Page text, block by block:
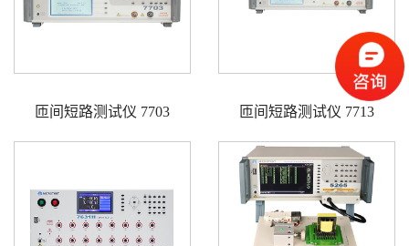
匝间短路测试仪 7703 匝间短路测试仪 7713